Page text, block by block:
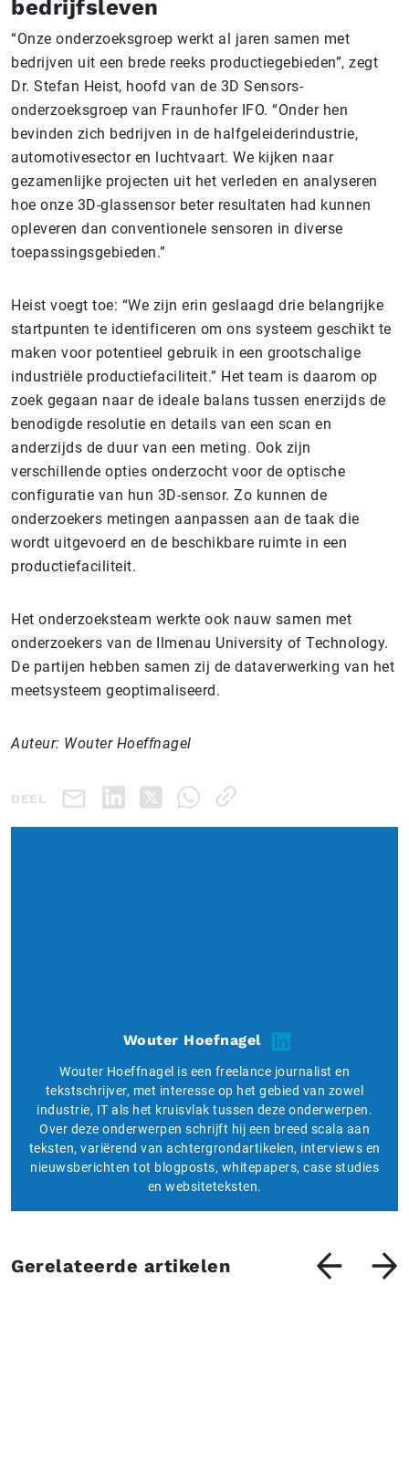
bedrijfsleven
“Onze onderzoeksgroep werkt al jaren samen met
bedrijven uit een brede reeks productiegebieden”, zegt
Dr. Stefan Heist, hoofd van de 3D Sensors-
onderzoeksgroep van Fraunhofer IFO. “Onder hen
bevinden zich bedrijven in de halfgeleiderindustrie,
automotivesector en luchtvaart. We kijken naar
gezamenlijke projecten uit het verleden en analyseren
hoe onze 3D-glassensor beter resultaten had kunnen
opleveren dan conventionele sensoren in diverse
toepassingsgebieden.”
Heist voegt toe: “We zijn erin geslaagd drie belangrijke
startpunten te identificeren om ons systeem geschikt te
maken voor potentieel gebruik in een grootschalige
industriële productiefaciliteit.” Het team is daarom op
zoek gegaan naar de ideale balans tussen enerzijds de
benodigde resolutie en details van een scan en
anderzijds de duur van een meting. Ook zijn
verschillende opties onderzocht voor de optische
configuratie van hun 3D-sensor. Zo kunnen de
onderzoekers metingen aanpassen aan de taak die
wordt uitgevoerd en de beschikbare ruimte in een
productiefaciliteit.
Het onderzoeksteam werkte ook nauw samen met
onderzoekers van de Ilmenau University of Technology.
De partijen hebben samen zij de dataverwerking van het
meetsysteem geoptimaliseerd.
Auteur: Wouter Hoeffnagel
DEEL
Wouter Hoefnagel
Wouter Hoeffnagel is een freelance journalist en
tekstschrijver, met interesse op het gebied van zowel
industrie, IT als het kruisvlak tussen deze onderwerpen.
Over deze onderwerpen schrijft hij een breed scala aan
teksten, variërend van achtergrondartikelen, interviews en
nieuwsberichten tot blogposts, whitepapers, case studies
en websiteteksten.
Gerelateerde artikelen